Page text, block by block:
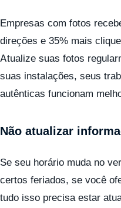
Empresas com fotos
direções e 35% mais
Atualize suas fotos
suas instalações, seus
autênticas funcionam
Não atualizar
Se seu horário muda no
certos feriados, se você
tudo isso precisa estar